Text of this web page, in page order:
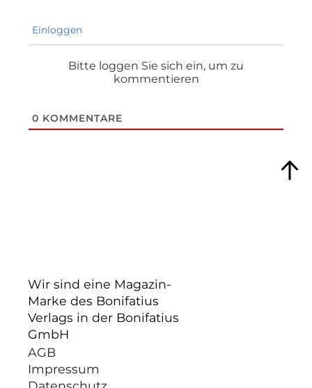
Einloggen
Bitte loggen Sie sich ein, um zu
kommentieren
0 KOMMENTARE
Wir sind eine Magazin-
Marke des Bonifatius
Verlags in der Bonifatius
GmbH
AGB
Impressum